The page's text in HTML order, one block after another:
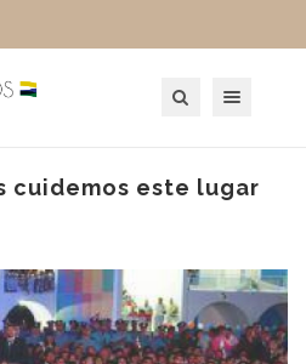
cuidemos este lugar